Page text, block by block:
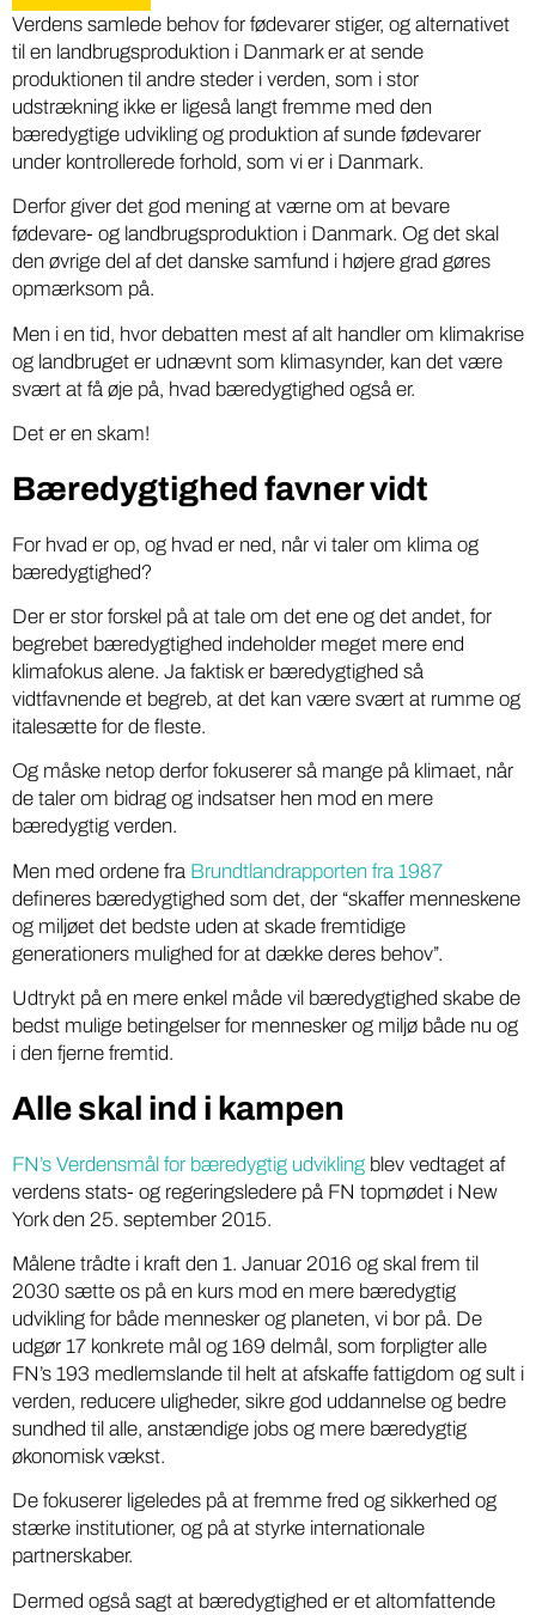
Verdens samlede behov for fødevarer stiger, og alternativet
til en landbrugsproduktion i Danmark er at sende
produktionen til andre steder i verden, som i stor
udstrækning ikke er ligeså langt fremme med den
bæredygtige udvikling og produktion af sunde fødevarer
under kontrollerede forhold, som vi er i Danmark.
Derfor giver det god mening at værne om at bevare
fødevare- og landbrugsproduktion i Danmark. Og det skal
den øvrige del af det danske samfund i højere grad gøres
opmærksom på.
Men i en tid, hvor debatten mest af alt handler om klimakrise
og landbruget er udnævnt som klimasynder, kan det være
svært at få øje på, hvad bæredygtighed også er.
Det er en skam!
Bæredygtighed favner vidt
For hvad er op, og hvad er ned, når vi taler om klima og
bæredygtighed?
Der er stor forskel på at tale om det ene og det andet, for
begrebet bæredygtighed indeholder meget mere end
klimafokus alene. Ja faktisk er bæredygtighed så
vidtfavnende et begreb, at det kan være svært at rumme og
italesætte for de fleste.
Og måske netop derfor fokuserer så mange på klimaet, når
de taler om bidrag og indsatser hen mod en mere
bæredygtig verden.
Men med ordene fra Brundtlandrapporten fra 1987
defineres bæredygtighed som det, der “skaffer menneskene
og miljøet det bedste uden at skade fremtidige
generationers mulighed for at dække deres behov”.
Udtrykt på en mere enkel måde vil bæredygtighed skabe de
bedst mulige betingelser for mennesker og miljø både nu og
i den fjerne fremtid.
Alle skal ind i kampen
FN’s Verdensmål for bæredygtig udvikling blev vedtaget af
verdens stats- og regeringsledere på FN topmødet i New
York den 25. september 2015.
Målene trådte i kraft den 1. Januar 2016 og skal frem til
2030 sætte os på en kurs mod en mere bæredygtig
udvikling for både mennesker og planeten, vi bor på. De
udgør 17 konkrete mål og 169 delmål, som forpligter alle
FN’s 193 medlemslande til helt at afskaffe fattigdom og sult i
verden, reducere uligheder, sikre god uddannelse og bedre
sundhed til alle, anstændige jobs og mere bæredygtig
økonomisk vækst.
De fokuserer ligeledes på at fremme fred og sikkerhed og
stærke institutioner, og på at styrke internationale
partnerskaber.
Dermed også sagt at bæredygtighed er et altomfattende